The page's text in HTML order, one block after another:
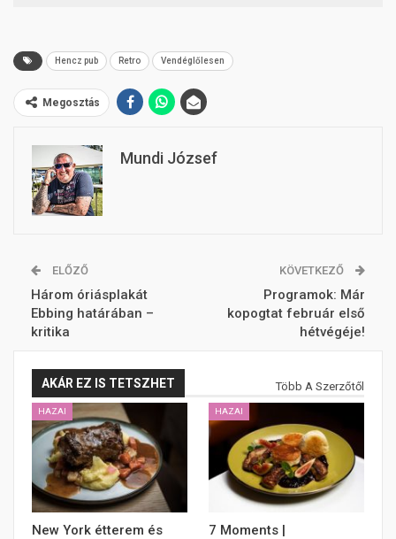
Hencz pub Retro Vendéglőlesen
Megosztás
Mundi József
ELŐZŐ
Három óriásplakát
Ebbing határában –
kritika
KÖVETKEZŐ
Programok: Már
kopogtat február első
hétvégéje!
AKÁR EZ IS TETSZHET Több A Szerzőtől
HAZAI
New York étterem és
HAZAI
7 Moments |